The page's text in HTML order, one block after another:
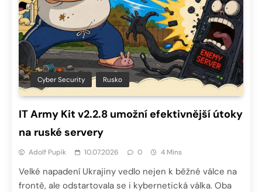
Cyber Security Rusko
IT Army Kit v2.2.8 umožní efektivnější útoky
na ruské servery
Adolf Pupík 10.07.2026 0 4 Mins
Velké napadení Ukrajiny vedlo nejen k běžné válce na
frontě, ale odstartovala se i kybernetická válka. Oba